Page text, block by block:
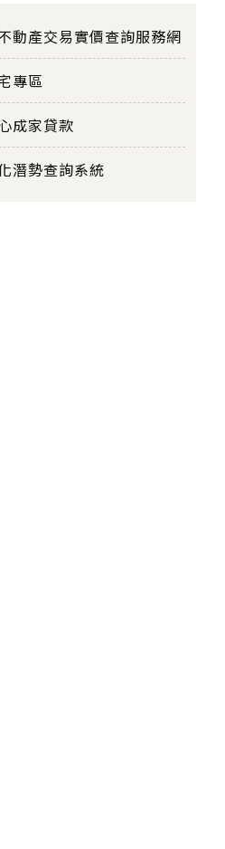
動產交易實價查詢服務網
專區
成家貸款
潛勢查詢系統